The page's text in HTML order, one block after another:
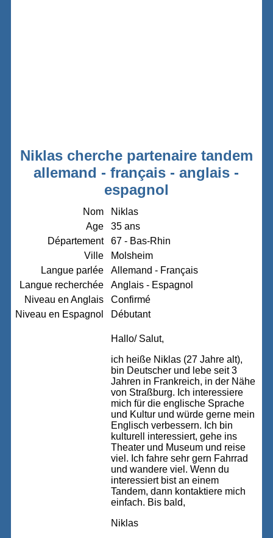
Niklas cherche partenaire tandem
allemand - français - anglais -
espagnol
Nom
Niklas
Age
35 ans
Département
67 - Bas-Rhin
Ville
Molsheim
Langue parlée
Allemand - Français
Langue recherchée
Anglais - Espagnol
Niveau en Anglais
Confirmé
Niveau en Espagnol
Débutant
Hallo/ Salut,
ich heiße Niklas (27 Jahre alt),
bin Deutscher und lebe seit 3
Jahren in Frankreich, in der Nähe
von Straßburg. Ich interessiere
mich für die englische Sprache
und Kultur und würde gerne mein
Englisch verbessern. Ich bin
kulturell interessiert, gehe ins
Theater und Museum und reise
viel. Ich fahre sehr gern Fahrrad
und wandere viel. Wenn du
interessiert bist an einem
Tandem, dann kontaktiere mich
einfach. Bis bald,
Niklas